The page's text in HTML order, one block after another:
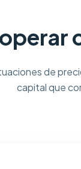
de
capital que